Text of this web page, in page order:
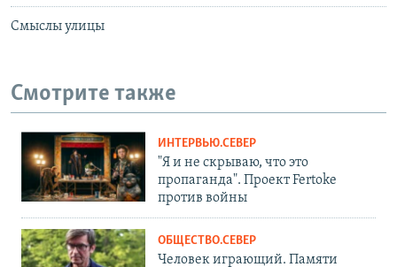
Смыслы улицы
Смотрите также
ИНТЕРВЬЮ.СЕВЕР
"Я и не скрываю, что это
пропаганда". Проект Fertoke
против войны
ОБЩЕСТВО.СЕВЕР
Человек играющий. Памяти